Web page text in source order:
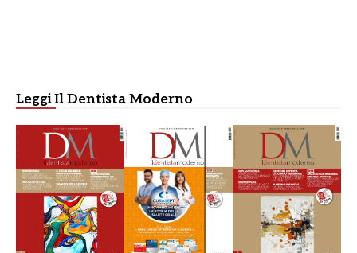
Leggi Il Dentista Moderno